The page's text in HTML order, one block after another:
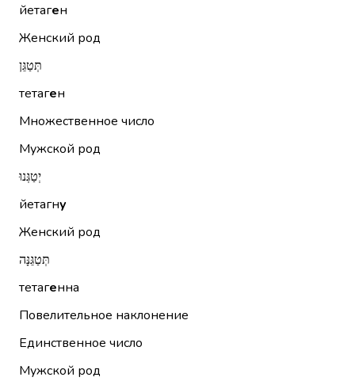
йетаген
Женский род
תְּטַגֵּן
тетаген
Множественное число
Мужской род
יְטַגְּנוּ
йетагну
Женский род
תְּטַגֵּנָּה
тетагенна
Повелительное наклонение
Единственное число
Мужской род